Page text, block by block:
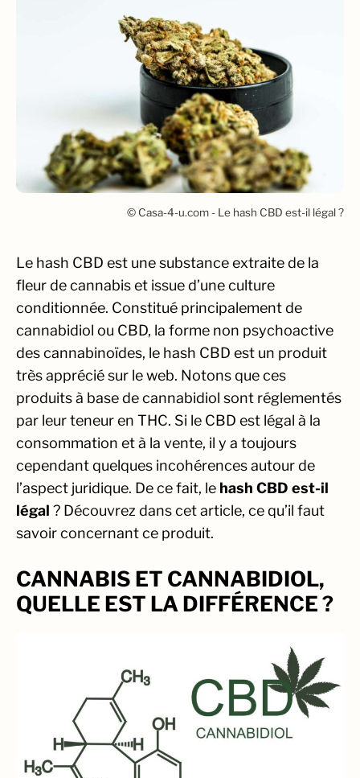
© Casa-4-u.com - Le hash CBD est-il légal ?
Le hash CBD est une substance extraite de la
fleur de cannabis et issue d’une culture
conditionnée. Constitué principalement de
cannabidiol ou CBD, la forme non psychoactive
des cannabinoïdes, le hash CBD est un produit
très apprécié sur le web. Notons que ces
produits à base de cannabidiol sont réglementés
par leur teneur en THC. Si le CBD est légal à la
consommation et à la vente, il y a toujours
cependant quelques incohérences autour de
l’aspect juridique. De ce fait, le hash CBD est-il
légal ? Découvrez dans cet article, ce qu’il faut
savoir concernant ce produit.
CANNABIS ET CANNABIDIOL,
QUELLE EST LA DIFFÉRENCE ?